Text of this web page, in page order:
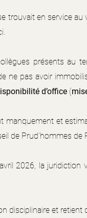
trouvait en service
présents au
ne pas avoir
d’office (
manquement et
de Prud’hommes de
2026, la juridiction
disciplinaire et retient